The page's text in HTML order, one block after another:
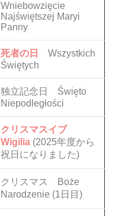
Wniebowzięcie
Najświętszej Maryi
Panny
死者の日
Wszystkich
Świętych
独立記念日 Święto
Niepodległości
クリスマスイブ
Wigilia (2025年度から
祝日になりました)
クリスマス Boże
Narodzenie (1日目)